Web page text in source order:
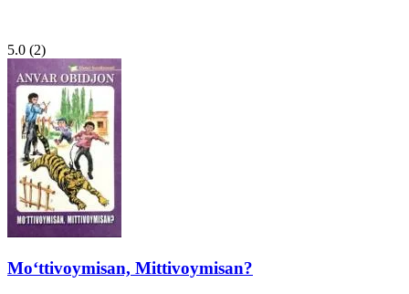
5.0 (2)
Mo‘ttivoymisan, Mittivoymisan?